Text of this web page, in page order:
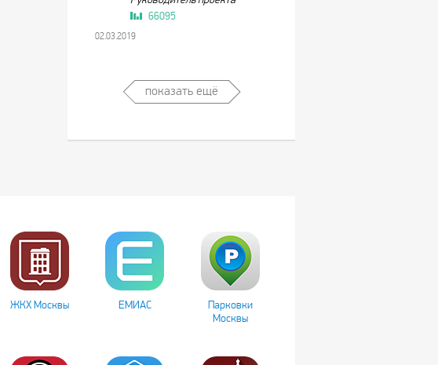
66095
02.03.2019
показать ещё
ЖКХ Москвы ЕМИАС
Парковки
Москвы